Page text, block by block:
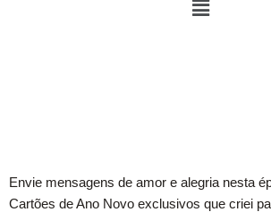
Envie mensagens de amor e alegria nesta
Cartões de Ano Novo exclusivos que criei